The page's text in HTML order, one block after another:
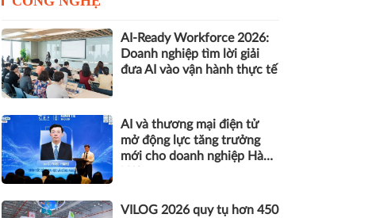
AI-Ready Workforce 2026:
Doanh nghiệp tìm lời giải
đưa AI vào vận hành thực tế
AI và thương mại điện tử
mở động lực tăng trưởng
mới cho doanh nghiệp Hà
VILOG 2026 quy tụ hơn 450